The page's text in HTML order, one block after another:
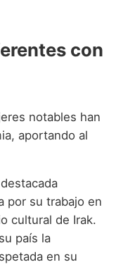
con
notables han
aportando al
por su trabajo en
cultural de Irak.
país la
en su